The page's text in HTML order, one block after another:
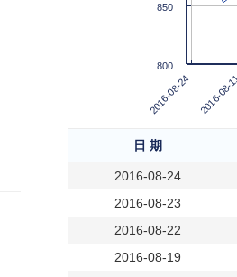
2016-08-24 2016-
850
800
日 期
2016-08-24
2016-08-23
2016-08-22
2016-08-19